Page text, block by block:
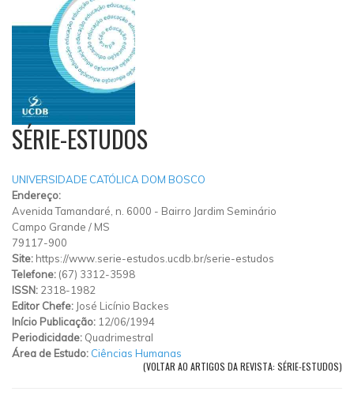
SÉRIE-ESTUDOS
UNIVERSIDADE CATÓLICA DOM BOSCO
Endereço:
Avenida Tamandaré, n. 6000 - Bairro Jardim Seminário
Campo Grande / MS
79117-900
Site: https://www.serie-estudos.ucdb.br/serie-estudos
Telefone: (67) 3312-3598
ISSN: 2318-1982
Editor Chefe: José Licínio Backes
Início Publicação: 12/06/1994
Periodicidade: Quadrimestral
Área de Estudo: Ciências Humanas
(VOLTAR AO ARTIGOS DA REVISTA: SÉRIE-ESTUDOS)